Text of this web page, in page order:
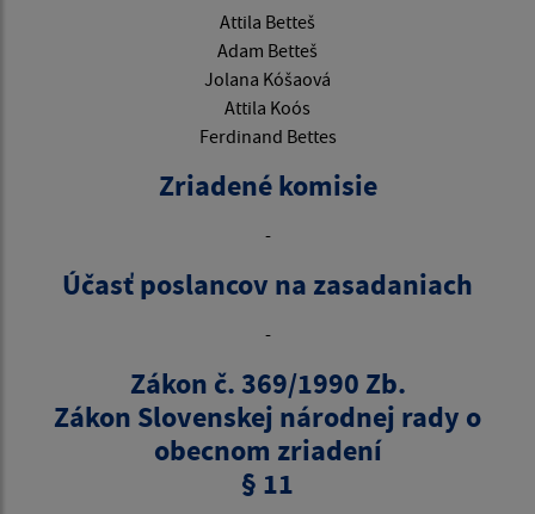
Attila Betteš
Adam Betteš
Jolana Kóšaová
Attila Koós
Ferdinand Bettes
Zriadené komisie
-
Účasť poslancov na zasadaniach
-
Zákon č. 369/1990 Zb.
Zákon Slovenskej národnej rady o
obecnom zriadení
§ 11